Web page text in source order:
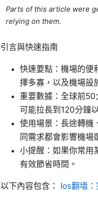
Parts of this article were
relying on them.
引言與快速指南
快速要點：機場的便
擇多寡，以及機場設
重要數據：全球前
可能拉長到120分鐘
使用場景：長途轉機
同需求都會影響機場
小提醒：如果你常用
有效節省時間。
以下內容包含： Ios翻墙